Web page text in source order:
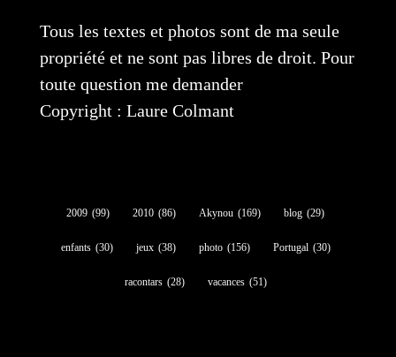
Tous les textes et photos sont de ma seule
propriété et ne sont pas libres de droit. Pour
toute question me demander
Copyright : Laure Colmant
2009 (99) 2010 (86) Akynou (169) blog (29)
enfants (30) jeux (38) photo (156) Portugal (30)
racontars (28) vacances (51)